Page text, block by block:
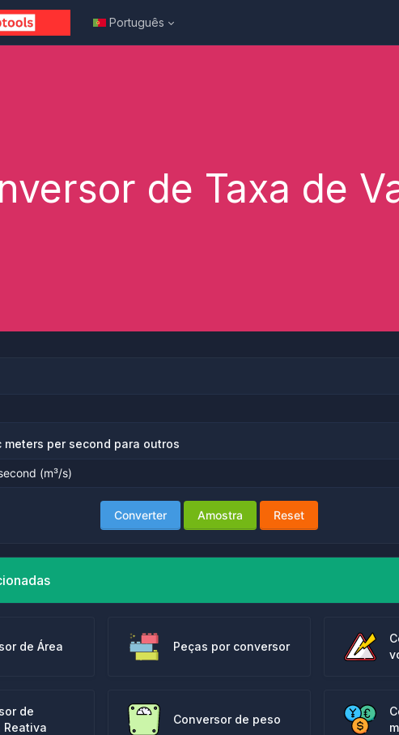
Português
de Taxa de
meters per second para outros
Converter Amostra Reset
de Área Peças por conversor
de
Reativa
Conversor de peso